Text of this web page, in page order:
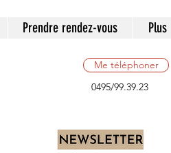
Prendre rendez-vous Plus
Me téléphoner
0495/99.39.23